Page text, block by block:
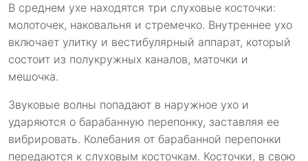
В среднем ухе находятся три слуховые косточки:
молоточек, наковальня и стремечко. Внутреннее ухо
включает улитку и вестибулярный аппарат, который
состоит из полукружных каналов, маточки и
мешочка.
Звуковые волны попадают в наружное ухо и
ударяются о барабанную перепонку, заставляя ее
вибрировать. Колебания от барабанной перепонки
передаются к слуховым косточкам. Косточки, в свою